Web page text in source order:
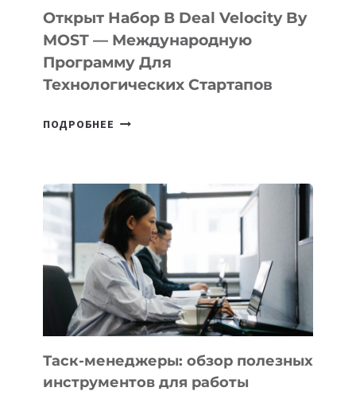
БИЛЕТ
В
ПРЕДПРИНИМАТЕЛЬСТВО
Открыт Набор В Deal Velocity By
MOST — Международную
Программу Для
Технологических Стартапов
ПОДРОБНЕЕ ОТКРЫТ
VELOCITY
BY
MOST
—
МЕЖДУНАРОДНУЮ
ПРОГРАММУ
ДЛЯ
ТЕХНОЛОГИЧЕСКИХ
СТАРТАПОВ
Таск-менеджеры: обзор полезных
инструментов для работы